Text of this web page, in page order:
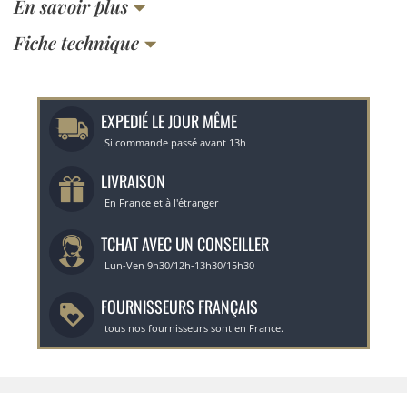
En savoir plus
Fiche technique
EXPEDIÉ LE JOUR MÊME
Si commande passé avant 13h
LIVRAISON
En France et à l'étranger
TCHAT AVEC UN CONSEILLER
Lun-Ven 9h30/12h-13h30/15h30
FOURNISSEURS FRANÇAIS
tous nos fournisseurs sont en France.